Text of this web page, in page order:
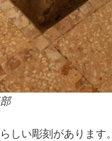
しい彫刻があります。